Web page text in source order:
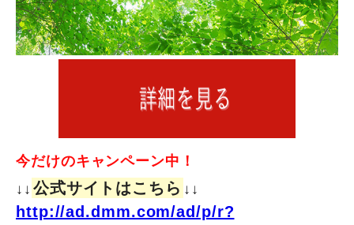
今だけのキャンペーン中！
↓↓ 公式サイトはこちら ↓↓
http://ad.dmm.com/ad/p/r?